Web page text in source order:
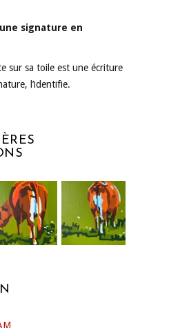
signature en
sur sa toile est une écriture
l’identifie.